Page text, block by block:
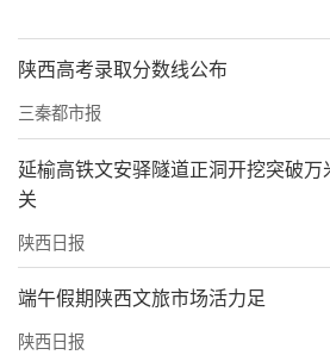
陕西高考录取分数线公布
三秦都市报
延榆高铁文安驿隧道正洞开挖突破万
关
陕西日报
端午假期陕西文旅市场活力足
陕西日报